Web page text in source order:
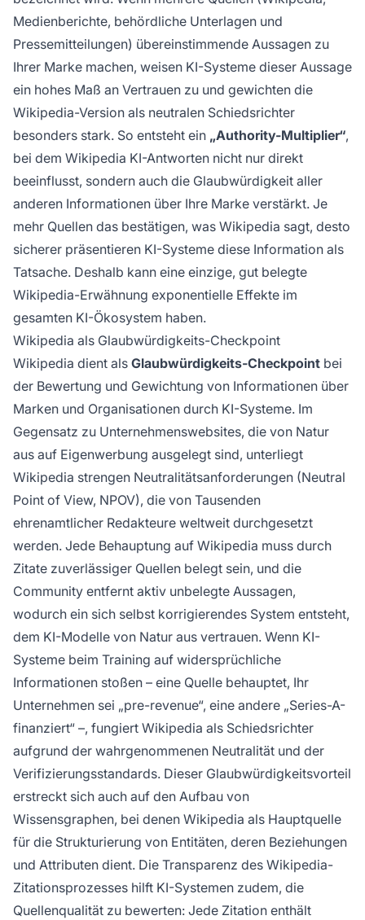
Medienberichte, behördliche Unterlagen und
Pressemitteilungen) übereinstimmende Aussagen zu
Ihrer Marke machen, weisen KI-Systeme dieser Aussage
ein hohes Maß an Vertrauen zu und gewichten die
Wikipedia-Version als neutralen Schiedsrichter
besonders stark. So entsteht ein „Authority-Multiplier“,
bei dem Wikipedia KI-Antworten nicht nur direkt
beeinflusst, sondern auch die Glaubwürdigkeit aller
anderen Informationen über Ihre Marke verstärkt. Je
mehr Quellen das bestätigen, was Wikipedia sagt, desto
sicherer präsentieren KI-Systeme diese Information als
Tatsache. Deshalb kann eine einzige, gut belegte
Wikipedia-Erwähnung exponentielle Effekte im
gesamten KI-Ökosystem haben.
Wikipedia als Glaubwürdigkeits-Checkpoint
Wikipedia dient als Glaubwürdigkeits-Checkpoint bei
der Bewertung und Gewichtung von Informationen über
Marken und Organisationen durch KI-Systeme. Im
Gegensatz zu Unternehmenswebsites, die von Natur
aus auf Eigenwerbung ausgelegt sind, unterliegt
Wikipedia strengen Neutralitätsanforderungen (Neutral
Point of View, NPOV), die von Tausenden
ehrenamtlicher Redakteure weltweit durchgesetzt
werden. Jede Behauptung auf Wikipedia muss durch
Zitate zuverlässiger Quellen belegt sein, und die
Community entfernt aktiv unbelegte Aussagen,
wodurch ein sich selbst korrigierendes System entsteht,
dem KI-Modelle von Natur aus vertrauen. Wenn KI-
Systeme beim Training auf widersprüchliche
Informationen stoßen – eine Quelle behauptet, Ihr
Unternehmen sei „pre-revenue“, eine andere „Series-A-
finanziert“ –, fungiert Wikipedia als Schiedsrichter
aufgrund der wahrgenommenen Neutralität und der
Verifizierungsstandards. Dieser Glaubwürdigkeitsvorteil
erstreckt sich auch auf den Aufbau von
Wissensgraphen, bei denen Wikipedia als Hauptquelle
für die Strukturierung von Entitäten, deren Beziehungen
und Attributen dient. Die Transparenz des Wikipedia-
Zitationsprozesses hilft KI-Systemen zudem, die
Quellenqualität zu bewerten: Jede Zitation enthält